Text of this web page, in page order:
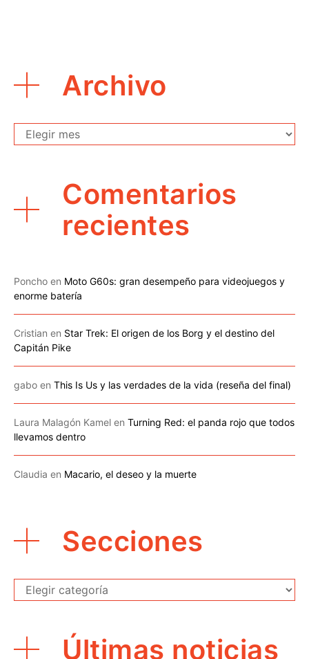
Archivo
Archivo
Comentarios
recientes
Poncho en Moto G60s: gran desempeño para videojuegos y
enorme batería
Cristian en Star Trek: El origen de los Borg y el destino del
Capitán Pike
gabo en This Is Us y las verdades de la vida (reseña del final)
Laura Malagón Kamel en Turning Red: el panda rojo que todos
llevamos dentro
Claudia en Macario, el deseo y la muerte
Secciones
Secciones
Últimas noticias